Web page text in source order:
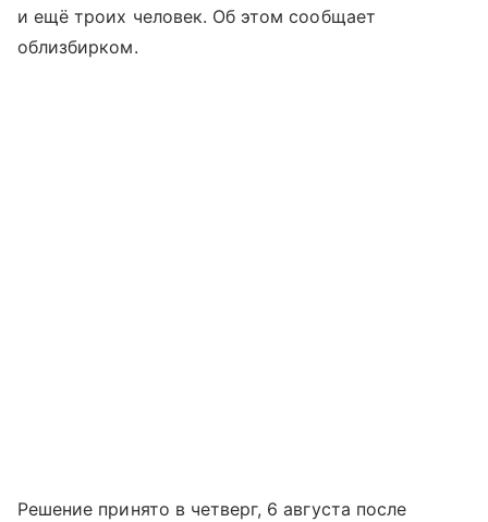
и ещё троих человек. Об этом сообщает
облизбирком.
Решение принято в четверг, 6 августа после